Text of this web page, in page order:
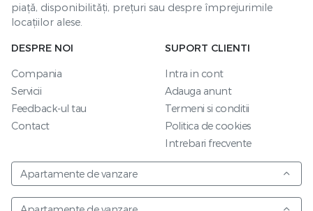
piață, disponibilități, prețuri sau despre împrejurimile
locațiilor alese.
DESPRE NOI
Compania
Servicii
Feedback-ul tau
Contact
SUPORT CLIENTI
Intra in cont
Adauga anunt
Termeni si conditii
Politica de cookies
Intrebari frecvente
Apartamente de vanzare